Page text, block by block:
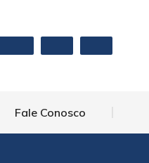
Fale Conosco